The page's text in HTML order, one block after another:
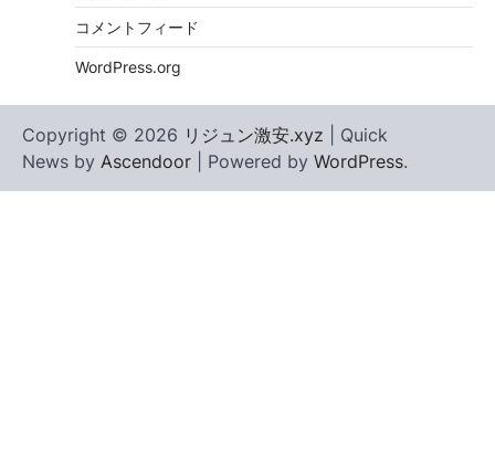
コメントフィード
WordPress.org
Copyright © 2026 リジュン激安.xyz | Quick
News by Ascendoor | Powered by WordPress.